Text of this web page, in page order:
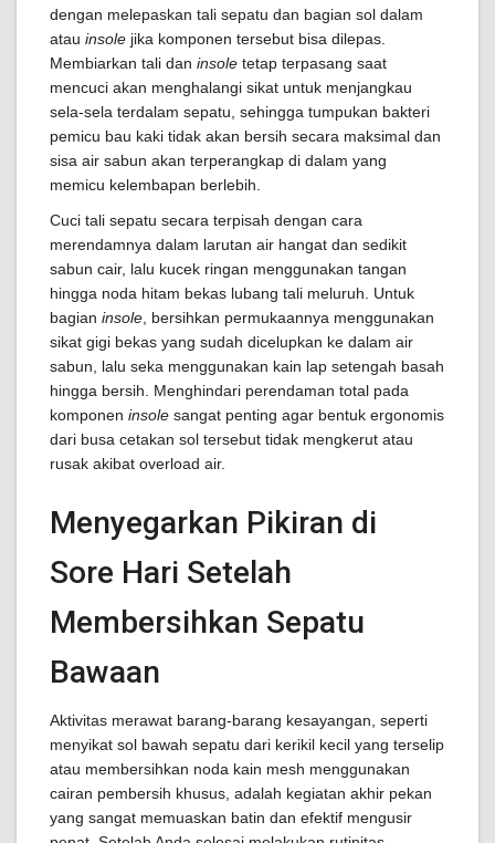
dengan melepaskan tali sepatu dan bagian sol dalam
atau insole jika komponen tersebut bisa dilepas.
Membiarkan tali dan insole tetap terpasang saat
mencuci akan menghalangi sikat untuk menjangkau
sela-sela terdalam sepatu, sehingga tumpukan bakteri
pemicu bau kaki tidak akan bersih secara maksimal dan
sisa air sabun akan terperangkap di dalam yang
memicu kelembapan berlebih.
Cuci tali sepatu secara terpisah dengan cara
merendamnya dalam larutan air hangat dan sedikit
sabun cair, lalu kucek ringan menggunakan tangan
hingga noda hitam bekas lubang tali meluruh. Untuk
bagian insole , bersihkan permukaannya menggunakan
sikat gigi bekas yang sudah dicelupkan ke dalam air
sabun, lalu seka menggunakan kain lap setengah basah
hingga bersih. Menghindari perendaman total pada
komponen insole sangat penting agar bentuk ergonomis
dari busa cetakan sol tersebut tidak mengkerut atau
rusak akibat overload air.
Menyegarkan Pikiran di
Sore Hari Setelah
Membersihkan Sepatu
Bawaan
Aktivitas merawat barang-barang kesayangan, seperti
menyikat sol bawah sepatu dari kerikil kecil yang terselip
atau membersihkan noda kain mesh menggunakan
cairan pembersih khusus, adalah kegiatan akhir pekan
yang sangat memuaskan batin dan efektif mengusir